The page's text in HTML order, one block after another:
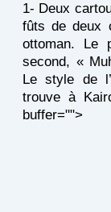
1- Deux
fûts de deux
ottoman. Le
second, «
Le style de
trouve à
buffer="">